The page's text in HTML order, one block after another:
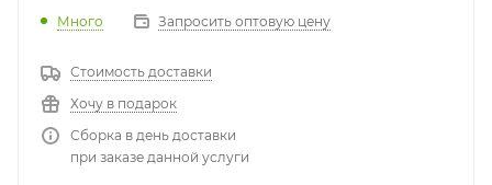
Много Запросить оптовую цену
Стоимость доставки
Хочу в подарок
Сборка в день доставки
при заказе данной услуги